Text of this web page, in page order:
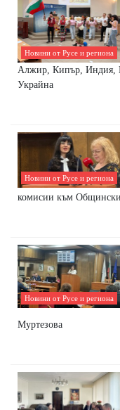
Новини от Русе и региона
Алжир, Кипър, Индия,
Украйна
Новини от Русе и региона
комисии към
Новини от Русе и региона
Муртезова